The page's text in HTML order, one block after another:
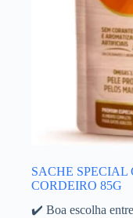
SACHE
CORDEIRO 85G
✔️ Boa escolha